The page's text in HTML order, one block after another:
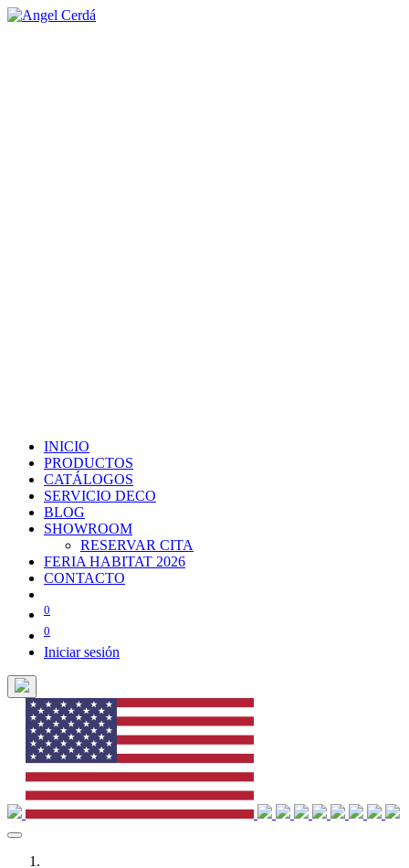
INICIO
PRODUCTOS
CATÁLOGOS
SERVICIO DECO
BLOG
SHOWROOM
RESERVAR CITA
FERIA HABITAT 2026
CONTACTO
0
0
Iniciar sesión